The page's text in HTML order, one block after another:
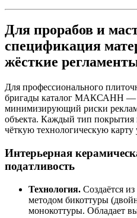
Для прорабов и
спецификация
жёсткие
Для профессионального
бригады каталог МАКСАНН —
минимизирующий риски
объекта. Каждый тип покрытия
чёткую технологическую карту
Интерьерная
податливость
Технология. Создаётся
методом бикоттуры
монокоттуры. Обладает